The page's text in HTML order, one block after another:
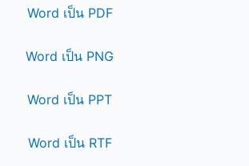
Word เป็น PDF
Word เป็น PNG
Word เป็น PPT
Word เป็น RTF